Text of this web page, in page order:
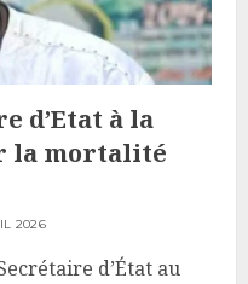
d’Etat à la
la mortalité
2026
d’État au